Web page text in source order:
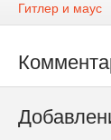
Гитлер и маус